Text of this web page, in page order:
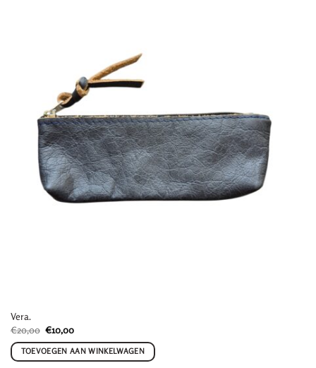
Vera.
€20,00 Oorspronkelijke
prijs
was:
€20,00.
€10,00Huidige
is:
€10,00.
TOEVOEGEN AAN WINKELWAGEN